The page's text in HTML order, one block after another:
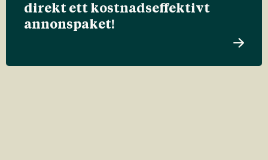
direkt ett kostnadseffektivt
annonspaket!